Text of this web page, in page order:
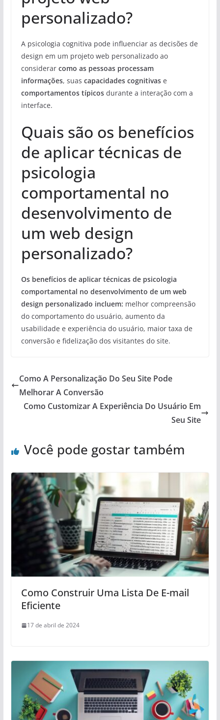
personalizado?
A psicologia cognitiva pode influenciar as decisões de
design em um projeto web personalizado ao
considerar como as pessoas processam
informações, suas capacidades cognitivase
comportamentos típicosdurante a interação com a
interface.
Quais são os benefícios
de aplicar técnicas de
psicologia
comportamental no
desenvolvimento de
um web design
personalizado?
Os benefícios de aplicar técnicas de psicologia
comportamental no desenvolvimento de um web
design personalizado incluem: melhor compreensão
do comportamento do usuário, aumento da
usabilidade e experiência do usuário, maior taxa de
conversão e fidelização dos visitantes do site.
Como A Personalização Do Seu Site Pode
Melhorar A Conversão
Como Customizar A Experiência Do Usuário Em
Seu Site
Você pode gostar também
Como Construir Uma Lista De E-mail
Eficiente
17 de abril de 2024